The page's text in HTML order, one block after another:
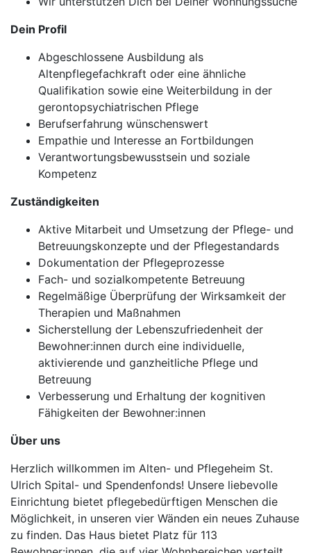
Dein Profil
Abgeschlossene Ausbildung als
Altenpflegefachkraft oder eine ähnliche
Qualifikation sowie eine Weiterbildung in der
gerontopsychiatrischen Pflege
Berufserfahrung wünschenswert
Empathie und Interesse an Fortbildungen
Verantwortungsbewusstsein und soziale
Kompetenz
Zuständigkeiten
Aktive Mitarbeit und Umsetzung der Pflege- und
Betreuungskonzepte und der Pflegestandards
Dokumentation der Pflegeprozesse
Fach- und sozialkompetente Betreuung
Regelmäßige Überprüfung der Wirksamkeit der
Therapien und Maßnahmen
Sicherstellung der Lebenszufriedenheit der
Bewohner:innen durch eine individuelle,
aktivierende und ganzheitliche Pflege und
Betreuung
Verbesserung und Erhaltung der kognitiven
Fähigkeiten der Bewohner:innen
Über uns
Herzlich willkommen im Alten- und Pflegeheim St.
Ulrich Spital- und Spendenfonds! Unsere liebevolle
Einrichtung bietet pflegebedürftigen Menschen die
Möglichkeit, in unseren vier Wänden ein neues Zuhause
zu finden. Das Haus bietet Platz für 113